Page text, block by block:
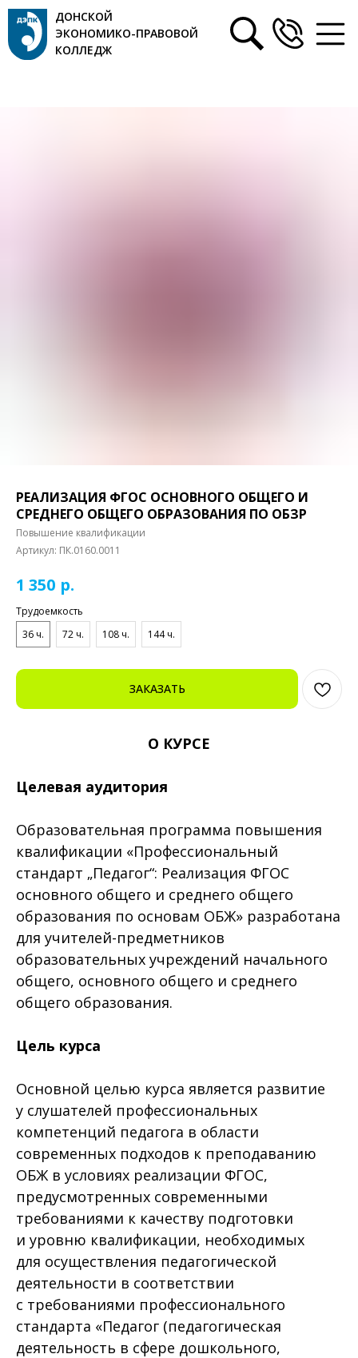
ДОНСКОЙ
ЭКОНОМИКО-ПРАВОВОЙ
КОЛЛЕДЖ
РЕАЛИЗАЦИЯ ФГОС ОСНОВНОГО ОБЩЕГО И
СРЕДНЕГО ОБЩЕГО ОБРАЗОВАНИЯ ПО ОБЗР
Повышение квалификации
Артикул: ПК.0160.0011
1 350 р.
Трудоемкость
36 ч.
72 ч. 108 ч. 144 ч.
ЗАКАЗАТЬ
О КУРСЕ
Целевая аудитория
Образовательная программа повышения
квалификации «Профессиональный
стандарт „Педагог“: Реализация ФГОС
основного общего и среднего общего
образования по основам ОБЖ» разработана
для учителей-предметников
образовательных учреждений начального
общего, основного общего и среднего
общего образования.
Цель курса
Основной целью курса является развитие
у слушателей профессиональных
компетенций педагога в области
современных подходов к преподаванию
ОБЖ в условиях реализации ФГОС,
предусмотренных современными
требованиями к качеству подготовки
и уровню квалификации, необходимых
для осуществления педагогической
деятельности в соответствии
с требованиями профессионального
стандарта «Педагог (педагогическая
деятельность в сфере дошкольного,